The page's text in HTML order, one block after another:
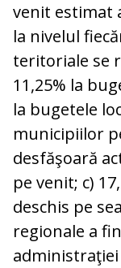
venit estimat
la nivelul
teritoriale se
11,25% la
la bugetele
municipiilor
desfăşoară
pe venit; c)
deschis pe
regionale a